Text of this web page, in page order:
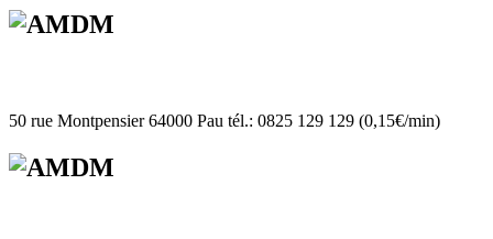
50 rue Montpensier 64000 Pau tél.: 0825 129 129 (0,15€/min)